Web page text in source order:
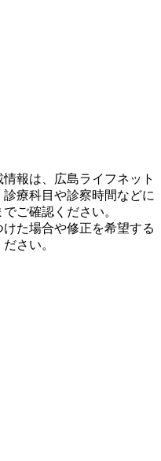
報は、広島ライフネット
療科目や診察時間などに
ご確認ください。
た場合や修正を希望する
さい。